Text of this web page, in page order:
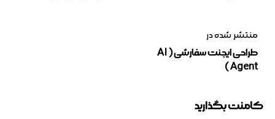
منتشر شده در
طراحی ایجنت سفارشی ( AI
Agent )
کامنت بگذارید